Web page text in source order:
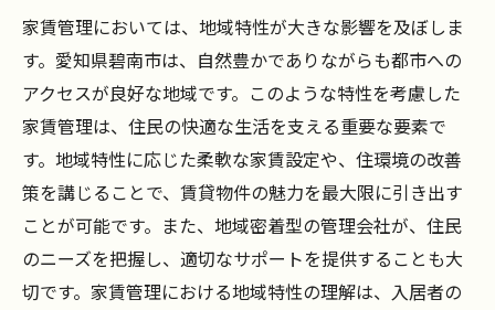
家賃管理においては、地域特性が大きな影響を及ぼしま
す。愛知県碧南市は、自然豊かでありながらも都市への
アクセスが良好な地域です。このような特性を考慮した
家賃管理は、住民の快適な生活を支える重要な要素で
す。地域特性に応じた柔軟な家賃設定や、住環境の改善
策を講じることで、賃貸物件の魅力を最大限に引き出す
ことが可能です。また、地域密着型の管理会社が、住民
のニーズを把握し、適切なサポートを提供することも大
切です。家賃管理における地域特性の理解は、入居者の